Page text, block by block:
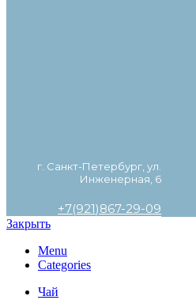
г. Санкт-Петербург, ул.
Инженерная, 6
+7(921)867-29-09
Закрыть
Menu
Categories
Чай